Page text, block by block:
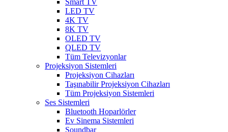
Smart TV
LED TV
4K TV
8K TV
OLED TV
QLED TV
Tüm Televizyonlar
Projeksiyon Sistemleri
Projeksiyon Cihazları
Taşınabilir Projeksiyon Cihazları
Tüm Projeksiyon Sistemleri
Ses Sistemleri
Bluetooth Hoparlörler
Ev Sinema Sistemleri
Soundbar